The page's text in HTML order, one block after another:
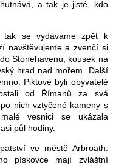
a tak je jisté, kdo
se vydáváme zpět k
navštěvujeme a zvenčí si
Stonehavenu, kousek na
hrad nad mořem. Další
Piktové byli obyvatelé
od Římanů za svá
nich vztyčené kameny s
vesnici se ukázala
půl hodiny.
ve městě Arbroath.
pískovce mají zvláštní